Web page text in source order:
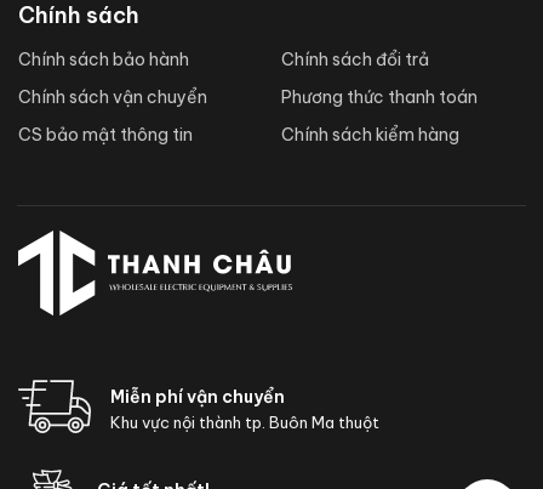
Chính sách
Chính sách bảo hành
Chính sách vận chuyển
CS bảo mật thông tin
Chính sách đổi trả
Phương thức thanh toán
Chính sách kiểm hàng
Miễn phí vận chuyển
Khu vực nội thành tp. Buôn Ma thuột